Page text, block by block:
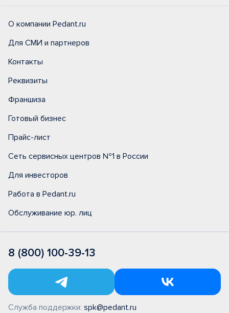
О компании Pedant.ru
Для СМИ и партнеров
Контакты
Реквизиты
Франшиза
Готовый бизнес
Прайс-лист
Сеть сервисных центров №1 в России
Для инвесторов
Работа в Pedant.ru
Обслуживание юр. лиц
8 (800) 100-39-13
Служба поддержки: spk@pedant.ru